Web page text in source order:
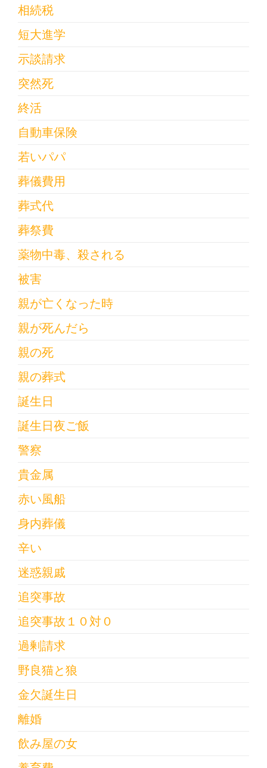
相続税
短大進学
示談請求
突然死
終活
自動車保険
若いパパ
葬儀費用
葬式代
葬祭費
薬物中毒、殺される
被害
親が亡くなった時
親が死んだら
親の死
親の葬式
誕生日
誕生日夜ご飯
警察
貴金属
赤い風船
身内葬儀
辛い
迷惑親戚
追突事故
追突事故１０対０
過剰請求
野良猫と狼
金欠誕生日
離婚
飲み屋の女